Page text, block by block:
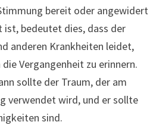
bereit oder angewidert
ist, bedeutet dies, dass der
anderen Krankheiten leidet,
Vergangenheit zu erinnern.
sollte der Traum, der am
verwendet wird, und er sollte
sind.